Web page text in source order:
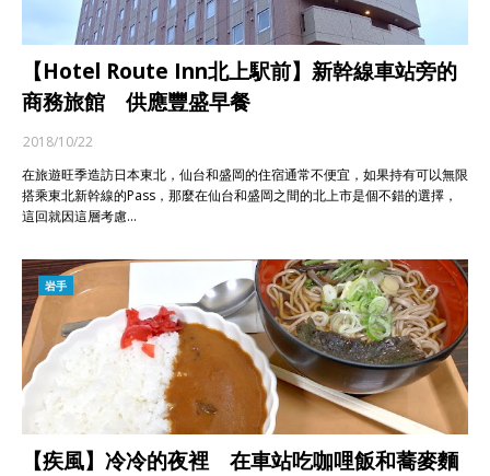
【Hotel Route Inn北上駅前】新幹線車站旁的
商務旅館 供應豐盛早餐
2018/10/22
在旅遊旺季造訪日本東北，仙台和盛岡的住宿通常不便宜，如果持有可以無限
搭乘東北新幹線的Pass，那麼在仙台和盛岡之間的北上市是個不錯的選擇，
這回就因這層考慮…
岩手
【疾風】冷冷的夜裡 在車站吃咖哩飯和蕎麥麵